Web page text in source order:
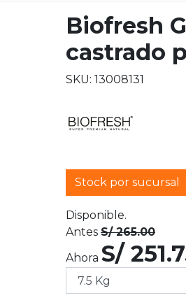
Biofresh
castrado
SKU: 13008131
Stock por sucursal
Disponible.
Antes S/ 265.00
Ahora S/